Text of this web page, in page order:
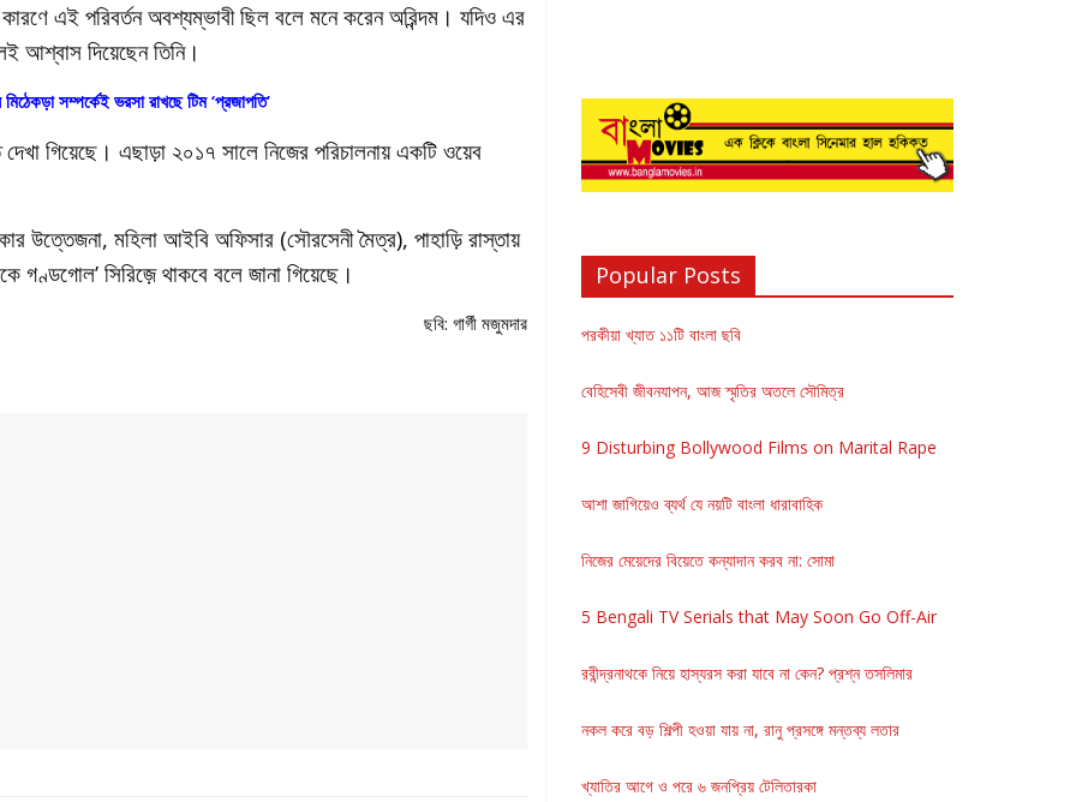
এই পরিবর্তন অবশ্যম্ভাবী ছিল বলে মনে করেন অরিন্দম। যদিও এর
আশ্বাস দিয়েছেন তিনি।
সম্পর্কেই ভরসা রাখছে টিম ‘প্রজাপতি’
গিয়েছে। এছাড়া ২০১৭ সালে নিজের পরিচালনায় একটি ওয়েব
উত্তেজনা, মহিলা আইবি অফিসার (সৌরসেনী মৈত্র), পাহাড়ি রাস্তায়
গণ্ডগোল’ সিরিজ়ে থাকবে বলে জানা গিয়েছে।
ছবি: গার্গী মজুমদার
Popular Posts
পরকীয়া খ্যাত ১১টি বাংলা ছবি
বেহিসেবী জীবনযাপন, আজ স্মৃতির অতলে সৌমিত্র
9 Disturbing Bollywood Films on Marital Rape
আশা জাগিয়েও ব্যর্থ যে নয়টি বাংলা ধারাবাহিক
নিজের মেয়েদের বিয়েতে কন্যাদান করব না: সোমা
5 Bengali TV Serials that May Soon Go Off-Air
রবীন্দ্রনাথকে নিয়ে হাস্যরস করা যাবে না কেন? প্রশ্ন তসলিমার
নকল করে বড় শিল্পী হওয়া যায় না, রানু প্রসঙ্গে মন্তব্য লতার
খ্যাতির আগে ও পরে ৬ জনপ্রিয় টেলিতারকা